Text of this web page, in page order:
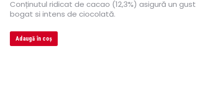
Conținutul ridicat de cacao (12,3%) asigură un gust
bogat si intens de ciocolată.
Adaugă în coș